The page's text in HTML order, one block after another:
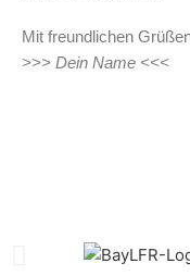
Mit freundlichen
>>> Dein Name <<<